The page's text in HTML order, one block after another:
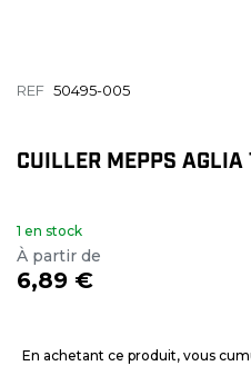
REF 50495-005
CUILLER MEPPS AGLIA
1 en stock
À partir de
6,89 €
En achetant ce produit, vous